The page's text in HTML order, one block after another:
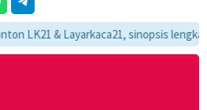
& Layarkaca21, sinopsis lengkap,